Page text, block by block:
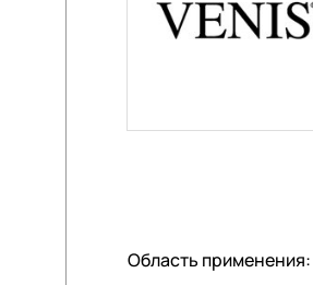
Область применения: